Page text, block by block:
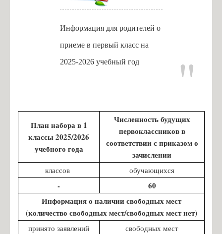
Информация для родителей о
приеме в первый класс на
2025-2026 учебный год
План набора в 1
классы 2025/2026
учебного года
Численность будущих
первоклассников в
соответствии с приказом о
зачислении
классов обучающихся
-
60
Информация о наличии свободных мест
(количество свободных мест/свободных мест нет)
принято заявлений свободных мест